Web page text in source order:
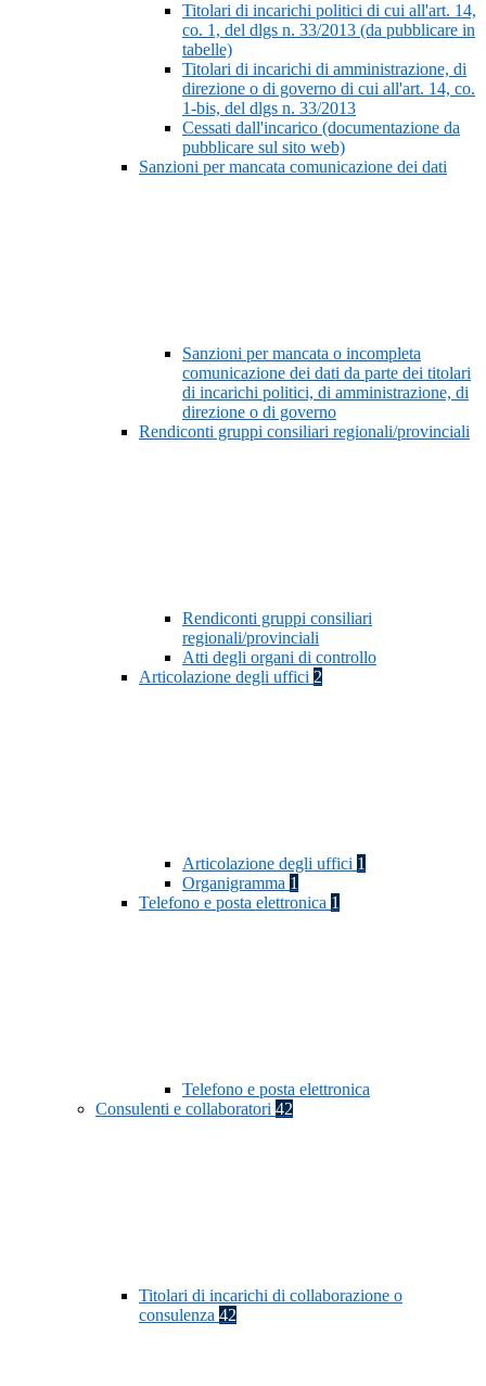
Titolari di incarichi politici di cui all'art. 14,
co. 1, del dlgs n. 33/2013 (da pubblicare in
tabelle)
Titolari di incarichi di amministrazione, di
direzione o di governo di cui all'art. 14, co.
1-bis, del dlgs n. 33/2013
Cessati dall'incarico (documentazione da
pubblicare sul sito web)
Sanzioni per mancata comunicazione dei dati
Sanzioni per mancata o incompleta
comunicazione dei dati da parte dei titolari
di incarichi politici, di amministrazione, di
direzione o di governo
Rendiconti gruppi consiliari regionali/provinciali
Rendiconti gruppi consiliari
regionali/provinciali
Atti degli organi di controllo
Articolazione degli uffici 2
Articolazione degli uffici 1
Organigramma 1
Telefono e posta elettronica 1
Telefono e posta elettronica
Consulenti e collaboratori 42
Titolari di incarichi di collaborazione o
consulenza 42